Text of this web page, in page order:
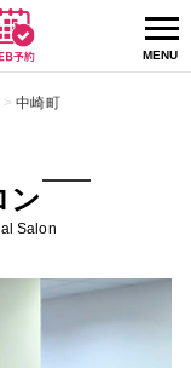
中崎町
ン
Salon